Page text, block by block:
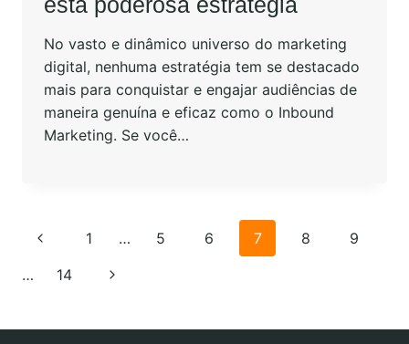
No vasto e dinâmico universo do marketing
digital, nenhuma estratégia tem se destacado
mais para conquistar e engajar audiências de
maneira genuína e eficaz como o Inbound
Marketing. Se você…
1 … 5 6 7 8
9
…
14